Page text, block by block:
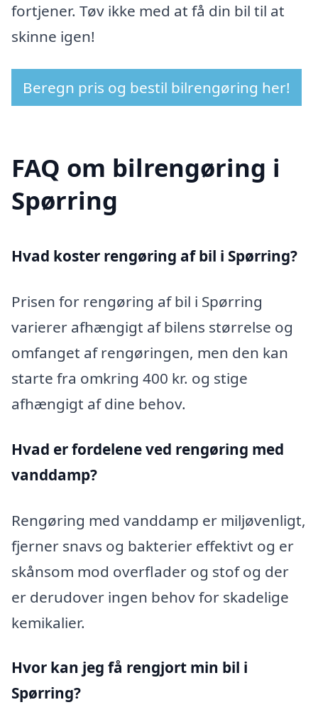
fortjener. Tøv ikke med at få din bil til at
skinne igen!
Beregn pris og bestil bilrengøring her!
FAQ om bilrengøring i
Spørring
Hvad koster rengøring af bil i Spørring?
Prisen for rengøring af bil i Spørring
varierer afhængigt af bilens størrelse og
omfanget af rengøringen, men den kan
starte fra omkring 400 kr. og stige
afhængigt af dine behov.
Hvad er fordelene ved rengøring med
vanddamp?
Rengøring med vanddamp er miljøvenligt,
fjerner snavs og bakterier effektivt og er
skånsom mod overflader og stof og der
er derudover ingen behov for skadelige
kemikalier.
Hvor kan jeg få rengjort min bil i
Spørring?